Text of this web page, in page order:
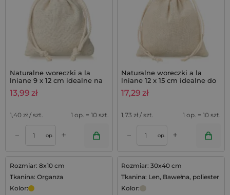
Naturalne woreczki a la
lniane 9 x 12 cm idealne na
mydełka lawendowe,
zestaw 10 szt.
13,99 zł
1,40 zł / szt. 1 op. = 10 szt.
– op. +
Naturalne woreczki a la
lniane 12 x 15 cm idealne do
zestawów lawendowych - 10
szt.
17,29 zł
1,73 zł / szt. 1 op. = 10 szt.
– op. +
Rozmiar: 8x10 cm
Tkanina: Organza
Kolor:
Rozmiar: 30x40 cm
Tkanina: Len, Bawełna, poliester
Kolor: